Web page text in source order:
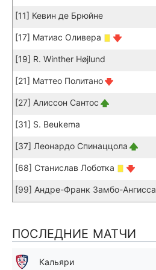
[11] Кевин де Брюйне
[17] Матиас Оливера
[19] R. Winther Højlund
[21] Маттео Политано
[27] Алиссон Сантос
[31] S. Beukema
[37] Леонардо Спинаццола
[68] Станислав Лоботка
[99] Андре-Франк Замбо-Ангисса
ПОСЛЕДНИЕ МАТЧИ
Кальяри